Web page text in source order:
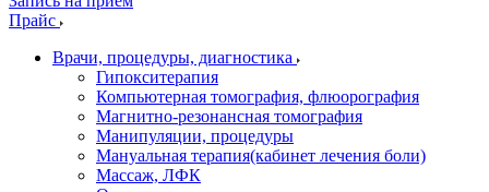
Прайс
Врачи, процедуры, диагностика
Гипокситерапия
Компьютерная томография, флюорография
Магнитно-резонансная томография
Манипуляции, процедуры
Мануальная терапия(кабинет лечения боли)
Массаж, ЛФК